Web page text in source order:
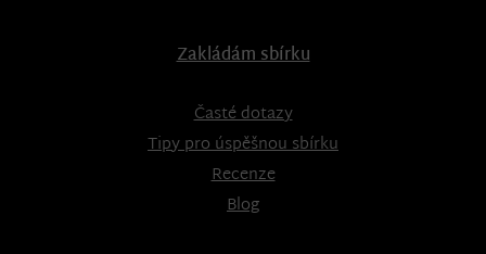
Zakládám sbírku
Časté dotazy
Tipy pro úspěšnou sbírku
Recenze
Blog